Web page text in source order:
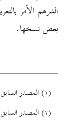
الدرهم الأمر
بعض نسخها.
(۱) المصدر السابق، ح۳.
(۲) المصدر السابق، ح٤.